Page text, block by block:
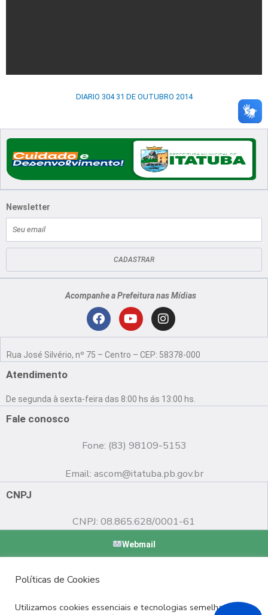
DIARIO 304 31 DE OUTUBRO 2014
Newsletter
mail
CADASTRAR
Acompanhe a Prefeitura nas Mídias
F
c
o
o
Y
u
b
e
I
n
s
g
r
Rua José Silvério, nº 75 – Centro – CEP: 58378-000
Atendimento
De segunda à sexta-feira das 8:00 hs ás 13:00 hs.
Fale conosco
Fone: (83) 98109-5153
Email: ascom@itatuba.pb.gov.br
CNPJ
CNPJ: 08.865.628/0001-61
Webmail
Políticas de Cookies
Utilizamos cookies essenciais e tecnologias semelhantes de